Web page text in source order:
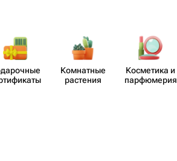
Комнатные
растения
Косметика и
парф​юмерия